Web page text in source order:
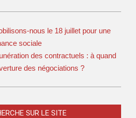
nous le 18 juillet pour une
sociale
des contractuels : à quand
des négociations ?
SUR LE SITE